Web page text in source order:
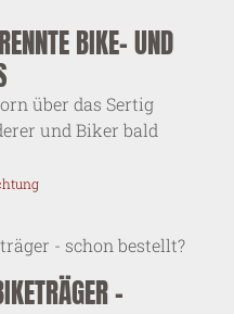
BIKE- UND
über das Sertig
und Biker bald
-